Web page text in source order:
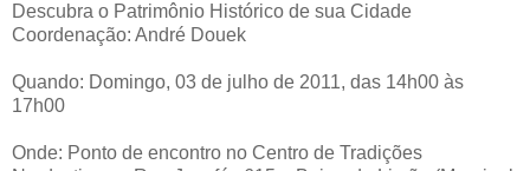
Descubra o Patrimônio Histórico de sua Cidade
Coordenação: André Douek
Quando: Domingo, 03 de julho de 2011, das 14h00 às
17h00
Onde: Ponto de encontro no Centro de Tradições